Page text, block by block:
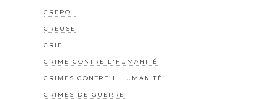
CREPOL
CREUSE
CRIF
CRIME CONTRE L'HUMANITÉ
CRIMES CONTRE L'HUMANITÉ
CRIMES DE GUERRE